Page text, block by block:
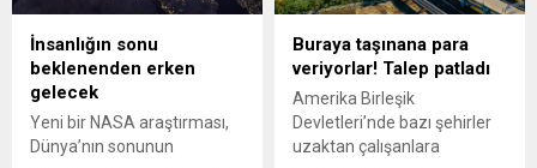
bu ilaç, insan ömrünü 150
yıla kadar uzatabilecek
potansiyele sahip.
kalitesini olumsuz etkiledi.
İnsanlığın sonu
beklenenden erken
gelecek
Yeni bir NASA araştırması,
Dünya’nın sonunun
Buraya taşınana para
veriyorlar! Talep patladı
Amerika Birleşik
Devletleri’nde bazı şehirler
uzaktan çalışanlara